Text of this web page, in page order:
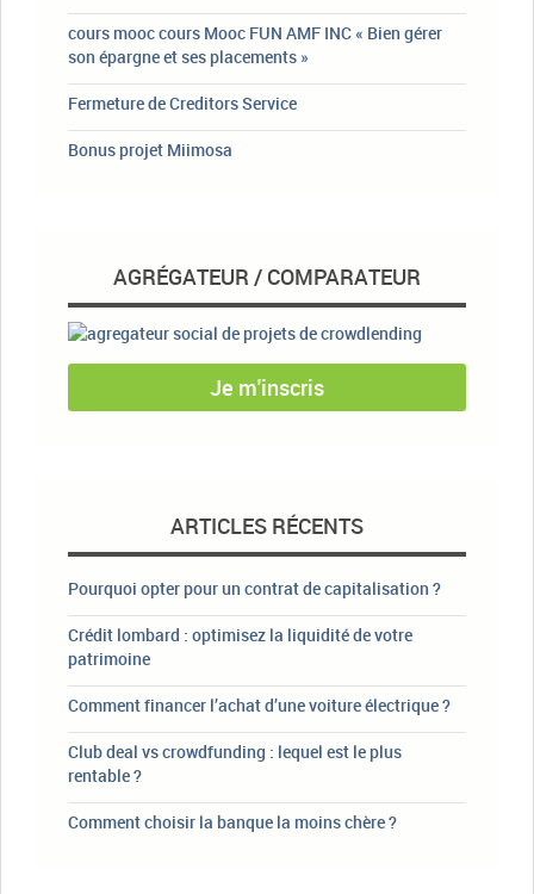
cours mooc cours Mooc FUN AMF INC « Bien gérer
son épargne et ses placements »
Fermeture de Creditors Service
Bonus projet Miimosa
AGRÉGATEUR / COMPARATEUR
Je m'inscris
ARTICLES RÉCENTS
Pourquoi opter pour un contrat de capitalisation ?
Crédit lombard : optimisez la liquidité de votre
patrimoine
Comment financer l’achat d’une voiture électrique ?
Club deal vs crowdfunding : lequel est le plus
rentable ?
Comment choisir la banque la moins chère ?